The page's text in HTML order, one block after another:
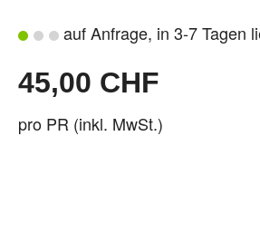
auf Anfrage, in 3-7 Tagen
45,00 CHF
pro PR (inkl. MwSt.)